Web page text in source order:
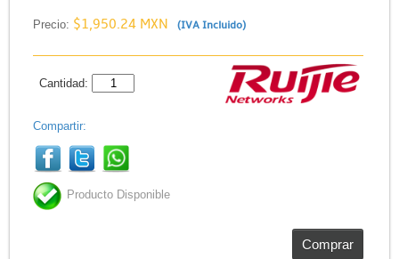
Precio: $1,950.24 MXN (IVA Incluido)
Cantidad:
Compartir:
Producto Disponible
Comprar